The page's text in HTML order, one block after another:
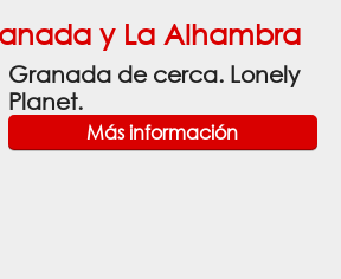
y La Alhambra
Granada de cerca. Lonely
Planet.
Más información